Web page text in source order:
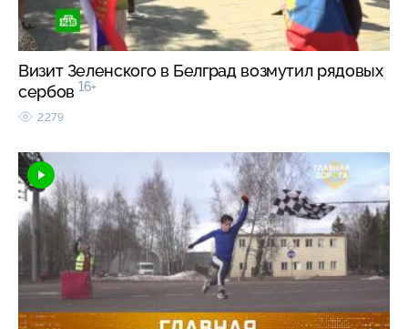
Визит Зеленского в Белград возмутил рядовых
сербов 16+
2279